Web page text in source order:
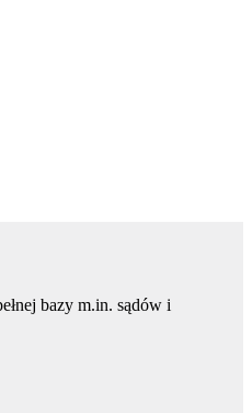
bazy m.in. sądów i